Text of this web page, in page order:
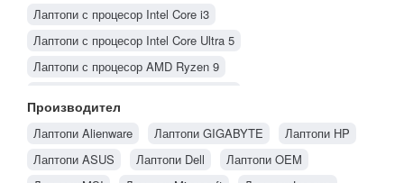
Лаптопи с процесор Intel Core i3
Лаптопи с процесор Intel Core Ultra 5
Лаптопи с процесор AMD Ryzen 9
Лаптопи с процесор Intel Core Ultra 9
Производител
Лаптопи Alienware Лаптопи GIGABYTE
Лаптопи HP
Лаптопи ASUS
Лаптопи Dell
Лаптопи OEM